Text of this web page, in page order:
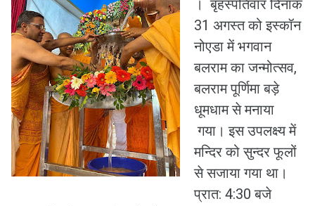
। बृहस्पतिवार दिनाँक
31 अगस्त को इस्कॉन
नोएडा में भगवान
बलराम का जन्मोत्सव,
बलराम पूर्णिमा बड़े
धूमधाम से मनाया
गया। इस उपलक्ष्य में
मन्दिर को सुन्दर फूलों
से सजाया गया था।
प्रात: 4:30 बजे